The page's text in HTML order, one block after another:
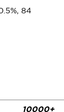
84
10000+